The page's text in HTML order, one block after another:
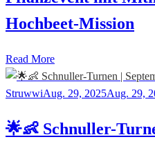
Hochbeet-Mission
Read More
StruwwiAug. 29, 2025Aug. 29,
🌟👶 Schnuller-